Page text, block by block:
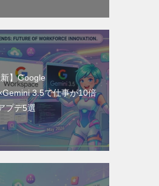
】Google
3.5で仕事が10倍
プデ5選